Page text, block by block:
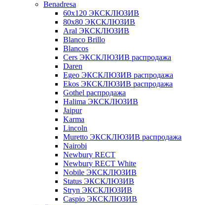
Benadresa
60х120 ЭКСКЛЮЗИВ
80х80 ЭКСКЛЮЗИВ
Aral ЭКСКЛЮЗИВ
Blanco Brillo
Blancos
Cers ЭКСКЛЮЗИВ распродажа
Daren
Egeo ЭКСКЛЮЗИВ распродажа
Ekos ЭКСКЛЮЗИВ распродажа
Gothel распродажа
Halima ЭКСКЛЮЗИВ
Jaipur
Karma
Lincoln
Muretto ЭКСКЛЮЗИВ распродажа
Nairobi
Newbury RECT
Newbury RECT White
Nobile ЭКСКЛЮЗИВ
Status ЭКСКЛЮЗИВ
Stryn ЭКСКЛЮЗИВ
Сaspio ЭКСКЛЮЗИВ